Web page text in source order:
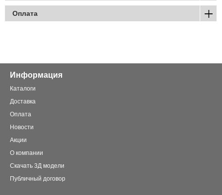
Оплата
Информация
Каталоги
Доставка
Оплата
Новости
Акции
О компании
Скачать 3Д модели
Публичный договор